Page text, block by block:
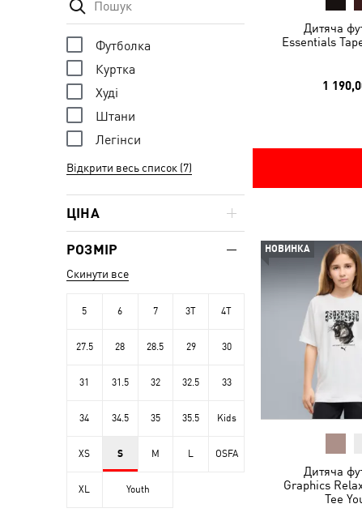
Дитяча
Essentials
1
НОВИНКА
Дитяча
Graphics
Tee
Футболка
Куртка
Худі
Штани
Легінси
Відкрити весь список (7)
ЦІНА
РОЗМІР
Скинути все
5 6 7 3T 4T
27.5 28 28.5 29 30
31 31.5 32 32.5 33
34 34.5 35 35.5 Kids
XS S M L OSFA
XL Youth